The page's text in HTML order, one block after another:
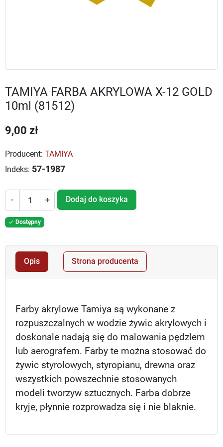
TAMIYA FARBA AKRYLOWA X-12 GOLD
10ml (81512)
9,00 zł
Producent: TAMIYA
Indeks: 57-1987
- + Dodaj do koszyka
 Dostępny
Opis Strona producenta
Farby akrylowe Tamiya są wykonane z
rozpuszczalnych w wodzie żywic akrylowych i
doskonale nadają się do malowania pędzlem
lub aerografem. Farby te można stosować do
żywic styrolowych, styropianu, drewna oraz
wszystkich powszechnie stosowanych
modeli tworzyw sztucznych. Farba dobrze
kryje, płynnie rozprowadza się i nie blaknie.